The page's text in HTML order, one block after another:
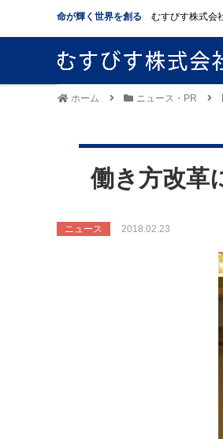
命が輝く世界を創る むすびす株式会
ホーム ニュース・PR
働き方改革
ニュース 2018.02.23